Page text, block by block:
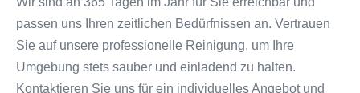
passen uns Ihren zeitlichen Bedürfnissen an. Vertrauen
Sie auf unsere professionelle Reinigung, um Ihre
Umgebung stets sauber und einladend zu halten.
Kontaktieren Sie uns für ein individuelles Angebot und